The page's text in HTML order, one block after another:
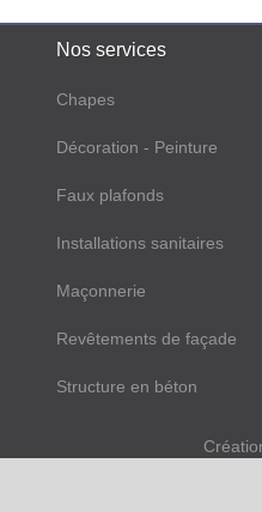
Nos services
Chapes
Décoration - Peinture
Faux plafonds
Installations sanitaires
Maçonnerie
Revêtements de façade
Structure en béton